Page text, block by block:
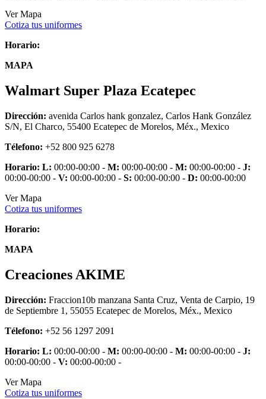
Ver Mapa
Cotiza tus uniformes
Horario:
MAPA
Walmart Super Plaza Ecatepec
Dirección: avenida Carlos hank gonzalez, Carlos Hank González
S/N, El Charco, 55400 Ecatepec de Morelos, Méx., Mexico
Télefono: +52 800 925 6278
Horario: L: 00:00-00:00 - M: 00:00-00:00 - M: 00:00-00:00 - J:
00:00-00:00 - V: 00:00-00:00 - S: 00:00-00:00 - D: 00:00-00:00
Ver Mapa
Cotiza tus uniformes
Horario:
MAPA
Creaciones AKIME
Dirección: Fraccion10b manzana Santa Cruz, Venta de Carpio, 19
de Septiembre 1, 55055 Ecatepec de Morelos, Méx., Mexico
Télefono: +52 56 1297 2091
Horario: L: 00:00-00:00 - M: 00:00-00:00 - M: 00:00-00:00 - J:
00:00-00:00 - V: 00:00-00:00 -
Ver Mapa
Cotiza tus uniformes